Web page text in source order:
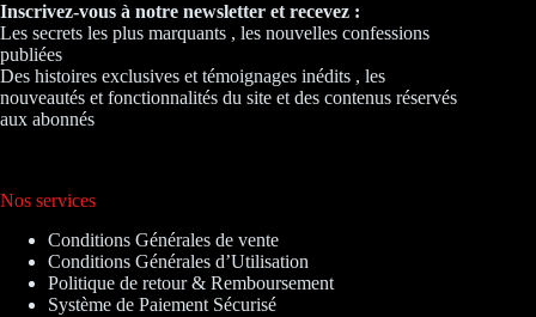
Inscrivez-vous à notre newsletter et recevez :
Les secrets les plus marquants , les nouvelles confessions
publiées
Des histoires exclusives et témoignages inédits , les
nouveautés et fonctionnalités du site et des contenus réservés
aux abonnés
Nos services
Conditions Générales de vente
Conditions Générales d’Utilisation
Politique de retour & Remboursement
Système de Paiement Sécurisé